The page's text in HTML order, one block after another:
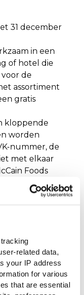
related data,
your IP address
for various
that are essential
31 december
in een
of hotel die
de
assortiment
gratis
kloppende
worden
nummer, de
met elkaar
Foods
per bedrijf
zijn in
gebruikt in
Data
worden